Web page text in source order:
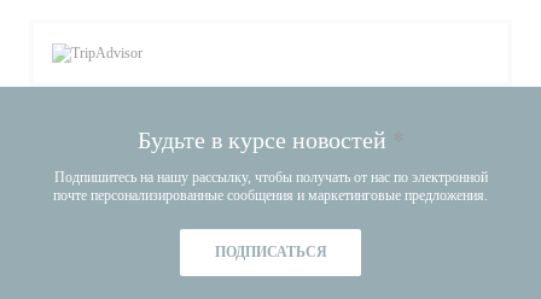
Будьте в курсе новостей *
Подпишитесь на нашу рассылку, чтобы получать от нас по электронной
почте персонализированные сообщения и маркетинговые предложения.
ПОДПИСАТЬСЯ